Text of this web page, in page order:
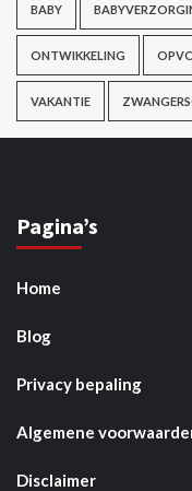
BABY
ONTWIKKELING
VAKANTIE
Pagina’s
Home
Blog
Privacy bepaling
Algemene
Disclaimer